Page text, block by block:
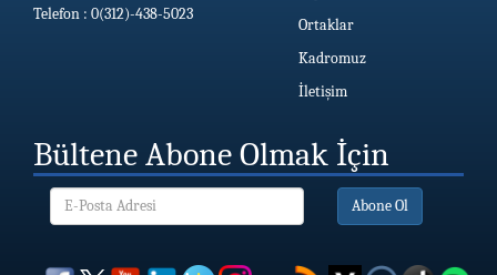
Telefon : 0(312)-438-5023
Ortaklar
Kadromuz
İletişim
Bültene Abone Olmak İçin
Abone Ol